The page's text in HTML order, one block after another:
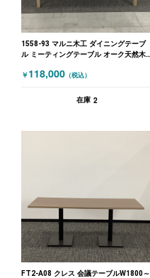
1558-93 マルニ木工 ダイニングテーブ
ル ミーティングテーブル オーク天然木
ル）
￥ 118,000 （税込）
在庫 2
FT2-A08 クレス 会議テーブルW1800～